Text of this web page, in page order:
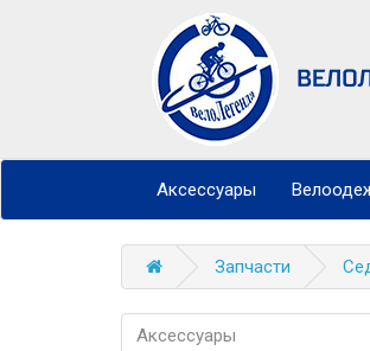
Аксессуары
Запчасти
Аксессуары